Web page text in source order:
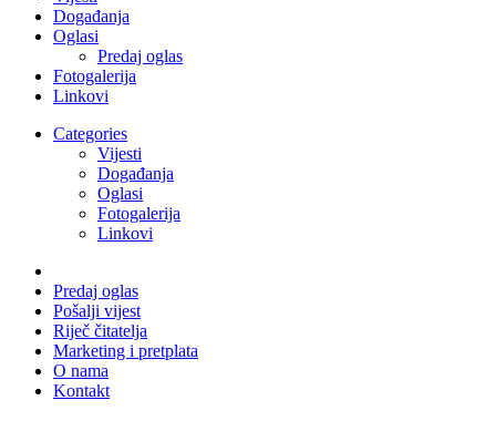
Događanja
Oglasi
Predaj oglas
Fotogalerija
Linkovi
Categories
Vijesti
Događanja
Oglasi
Fotogalerija
Linkovi
Predaj oglas
Pošalji vijest
Riječ čitatelja
Marketing i pretplata
O nama
Kontakt